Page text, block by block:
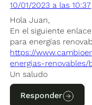
10/01/2023 a las 10:37
Hola Juan,
En el siguiente
para energías
https://
energias-renovables/
Un saludo
Responder